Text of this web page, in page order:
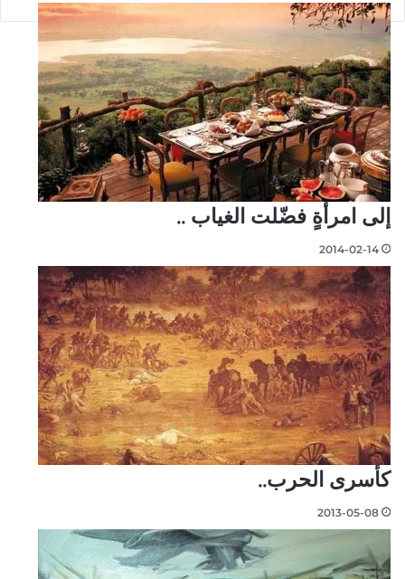
إلى امرأةٍ فضّلت الغياب ..
2014-02-14
كأسرى الحرب..
2013-05-08